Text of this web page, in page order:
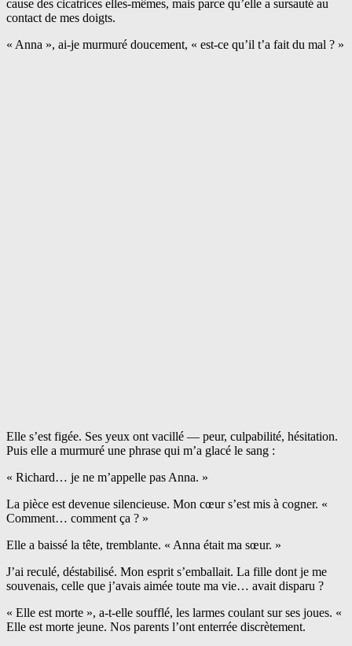
cause des cicatrices elles-mêmes, mais parce qu’elle a sursauté au
contact de mes doigts.
« Anna », ai-je murmuré doucement, « est-ce qu’il t’a fait du mal ? »
Elle s’est figée. Ses yeux ont vacillé — peur, culpabilité, hésitation.
Puis elle a murmuré une phrase qui m’a glacé le sang :
« Richard… je ne m’appelle pas Anna. »
La pièce est devenue silencieuse. Mon cœur s’est mis à cogner. «
Comment… comment ça ? »
Elle a baissé la tête, tremblante. « Anna était ma sœur. »
J’ai reculé, déstabilisé. Mon esprit s’emballait. La fille dont je me
souvenais, celle que j’avais aimée toute ma vie… avait disparu ?
« Elle est morte », a-t-elle soufflé, les larmes coulant sur ses joues. «
Elle est morte jeune. Nos parents l’ont enterrée discrètement.